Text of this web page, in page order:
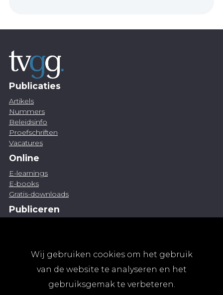
Wij gebruiken cookies om het gebruik
van de website te analyseren en het
gebruiksgemak te verbeteren.
Publicaties
Artikels
Nummers
Beleidsinfo
Proefschriften
Vacatures
Online
E-learnings
E-books
Gratis-downloads
Publiceren
Abonnementen
Algemene abonnementsvoorwaarden